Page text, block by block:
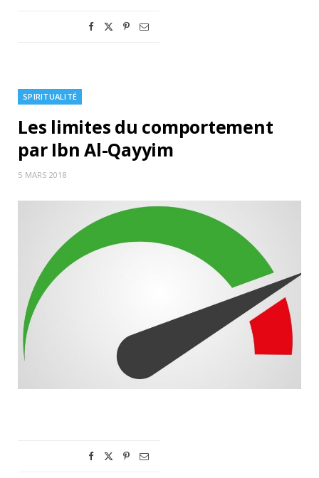
SPIRITUALITÉ
Les limites du comportement
par Ibn Al-Qayyim
5 MARS 2018